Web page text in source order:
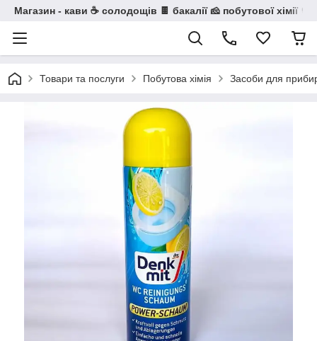
Магазин - кави ☕ солодощів 🍫 бакалії 🧀 побутової хімії 🧼
Товари та послуги Побутова хімія Засоби для